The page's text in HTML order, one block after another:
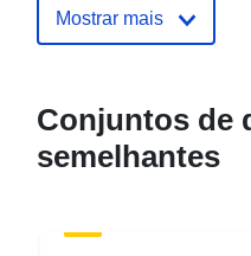
Identificadores:
Mostrar mais
Conjuntos de
semelhantes